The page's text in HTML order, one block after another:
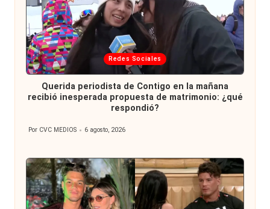
Publicada
en
Redes Sociales
Querida periodista de Contigo en la mañana
recibió inesperada propuesta de matrimonio: ¿qué
respondió?
Publicado
Por CVC MEDIOS 6 agosto, 2026